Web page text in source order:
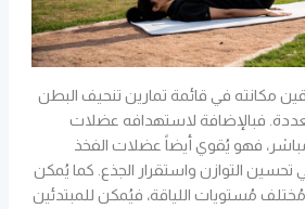
مكانته في قائمة تمارين تنحيف البطن
فبالإضافة لاستهدافه عضلات
فهو يُقوي أيضاً عضلات الفخذ
التوازن واستقرار الجذع. كما يُمكن
مُستويات اللياقة، فيُمكن للمبتدئين